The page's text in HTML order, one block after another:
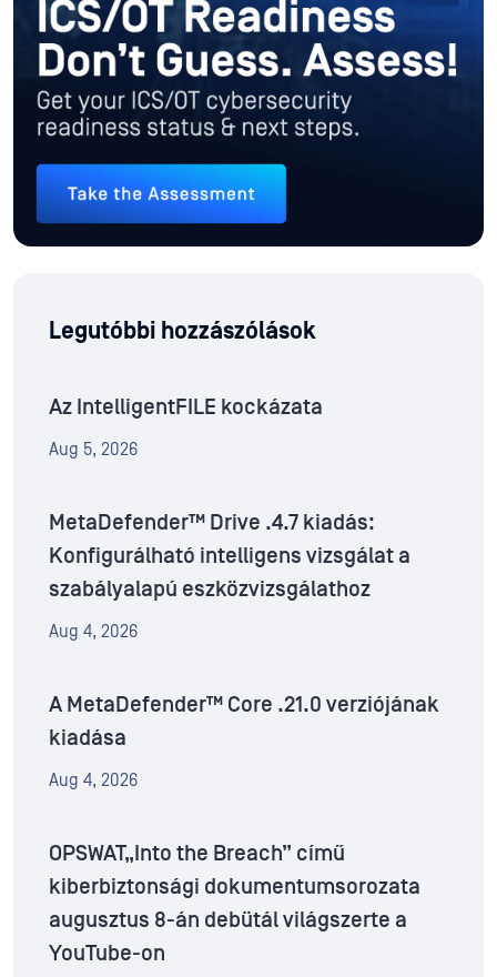
Legutóbbi hozzászólások
Az IntelligentFILE kockázata
Aug 5, 2026
MetaDefender™ Drive .4.7 kiadás:
Konfigurálható intelligens vizsgálat a
szabályalapú eszközvizsgálathoz
Aug 4, 2026
A MetaDefender™ Core .21.0 verziójának
kiadása
Aug 4, 2026
OPSWAT„Into the Breach” című
kiberbiztonsági dokumentumsorozata
augusztus 8-án debütál világszerte a
YouTube-on